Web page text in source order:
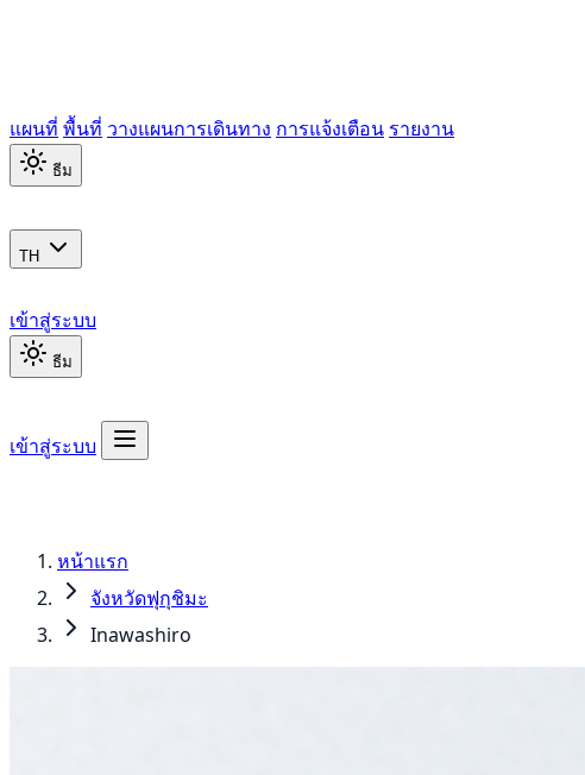
แผนที่ พื้นที่ วางแผนการเดินทาง การแจ้งเตือน รายงาน
ธีม
TH
เข้าสู่ระบบ
ธีม
เข้าสู่ระบบ
หน้าแรก
จังหวัดฟุกุชิมะ
Inawashiro